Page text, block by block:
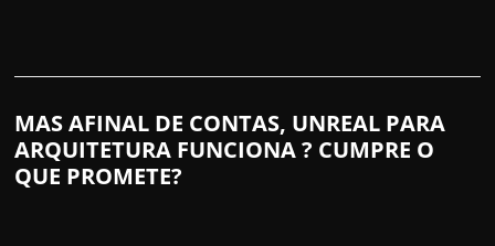
MAS AFINAL DE CONTAS, UNREAL PARA
ARQUITETURA FUNCIONA ? CUMPRE O
QUE PROMETE?